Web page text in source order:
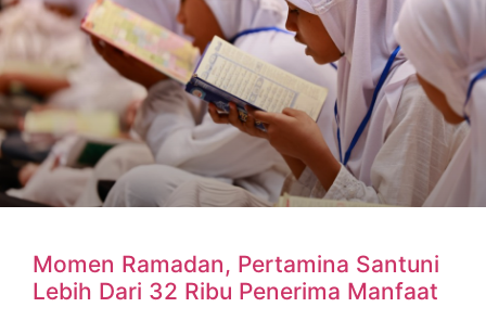
Momen Ramadan, Pertamina Santuni
Lebih Dari 32 Ribu Penerima Manfaat